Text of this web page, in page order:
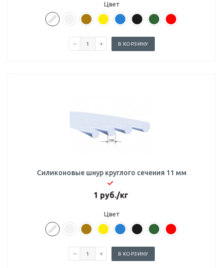
Цвет
В КОРЗИНУ
Силиконовые шнур круглого сечения 11 мм
1 руб./кг
Цвет
В КОРЗИНУ